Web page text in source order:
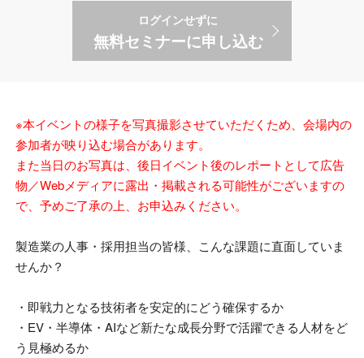
ログインせずに
無料セミナーに申し込む
※本イベントの様子を写真撮影させていただくため、会場内の
参加者が映り込む場合があります。
また当日のお写真は、後日イベント後のレポートとして広告
物／Webメディアに露出・掲載される可能性がございますの
で、予めご了承の上、お申込みください。
製造業の人事・採用担当の皆様、こんな課題に直面していま
せんか？
・即戦力となる技術者を安定的にどう確保するか
・ EV・半導体・AIなど新たな成長分野で活躍できる人材をど
う見極めるか